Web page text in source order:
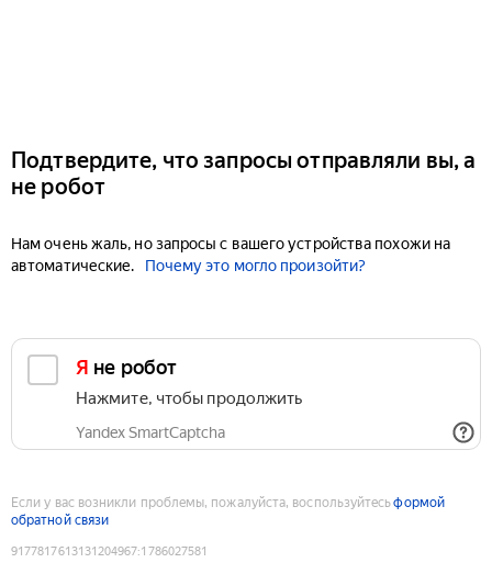
Подтвердите, что запросы отправляли вы, а
не робот
Нам очень жаль, но запросы с вашего устройства похожи на
автоматические.
Почему это могло произойти?
Я не робот
Нажмите, чтобы продолжить
Yandex SmartCaptcha
Если у вас возникли проблемы, пожалуйста, воспользуйтесьформой
обратной связи
9177817613131204967:1786027581